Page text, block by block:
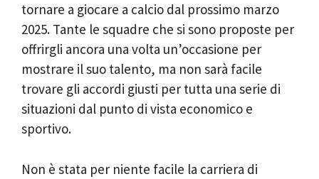
tornare a giocare a calcio dal prossimo marzo
2025. Tante le squadre che si sono proposte per
offrirgli ancora una volta un’occasione per
mostrare il suo talento, ma non sarà facile
trovare gli accordi giusti per tutta una serie di
situazioni dal punto di vista economico e
sportivo.
Non è stata per niente facile la carriera di